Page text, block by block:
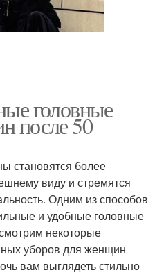
головные
после 50
становятся более
виду и стремятся
Одним из способов
и удобные головные
некоторые
уборов для женщин
вам выглядеть стильно